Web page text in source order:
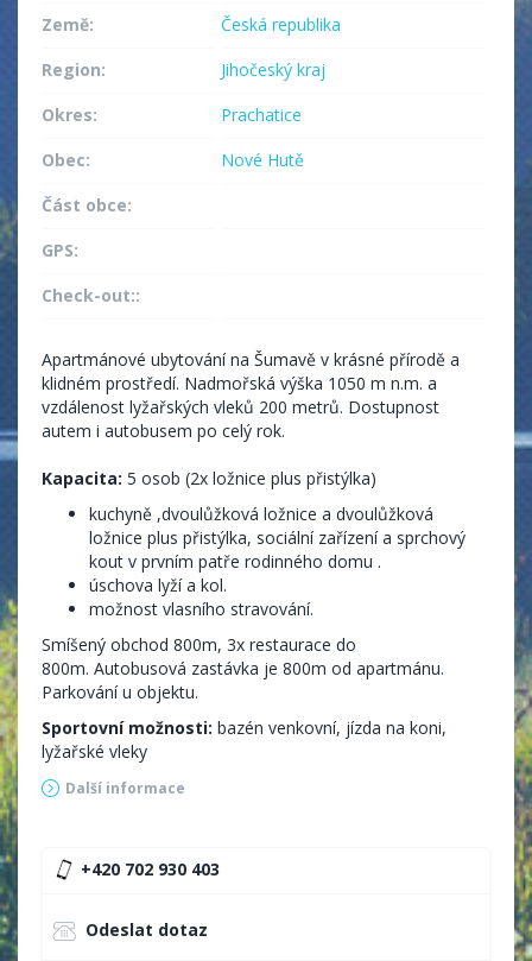
Země:
Česká republika
Region:
Jihočeský kraj
Okres:
Prachatice
Obec:
Nové Hutě
Část obce:
GPS:
Check-out::
Apartmánové ubytování na Šumavě v krásné přírodě a
klidném prostředí. Nadmořská výška 1050 m n.m. a
vzdálenost lyžařských vleků 200 metrů. Dostupnost
autem i autobusem po celý rok.
Kapacita: 5 osob (2x ložnice plus přistýlka)
kuchyně ,dvoulůžková ložnice a dvoulůžková
ložnice plus přistýlka, sociální zařízení a sprchový
kout v prvním patře rodinného domu .
úschova lyží a kol.
možnost vlasního stravování.
Smíšený obchod 800m, 3x restaurace do
800m. Autobusová zastávka je 800m od apartmánu.
Parkování u objektu.
Sportovní možnosti: bazén venkovní, jízda na koni,
lyžařské vleky
Další informace
+420 702 930 403
Odeslat dotaz